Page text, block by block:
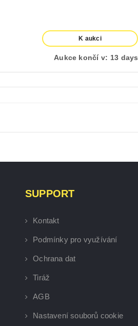
K aukci
Aukce končí v: 13 days
SUPPORT
Kontakt
Podmínky pro využívání
Ochrana dat
Tiráž
AGB
Nastavení souborů cookie